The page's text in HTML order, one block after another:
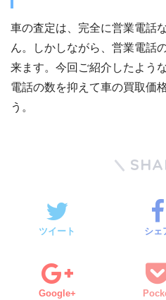
車の査定は、完全に営業電話
ん。しかしながら、営業電話
来ます。今回ご紹介したよう
電話の数を抑えて車の買取価
う。
ツイート シェ
Google+